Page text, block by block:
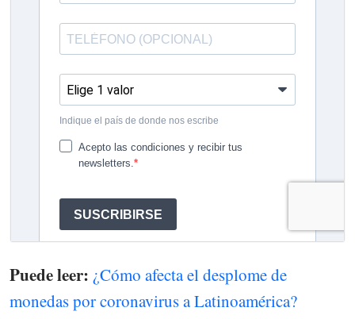
Puede leer: ¿Cómo afecta el desplome de
monedas por coronavirus a Latinoamérica?